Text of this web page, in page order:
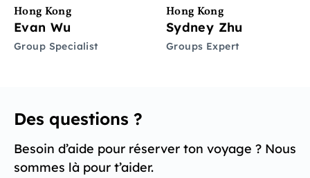
Hong Kong
Evan Wu
Group Specialist
Hong Kong
Sydney Zhu
Groups Expert
Des questions ?
Besoin d’aide pour réserver ton voyage ? Nous
sommes là pour t’aider.